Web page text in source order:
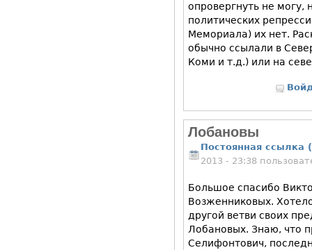
опровергнуть не
политических
Мемориала) их нет.
обычно ссылали в
Коми и т.д.) или на
Лобановы
Постоянная ссылка
2013 - 23:38
Большое спасибо
Возженниковых.
другой ветви своих
Лобановых. Знаю, что
Селифонтович,